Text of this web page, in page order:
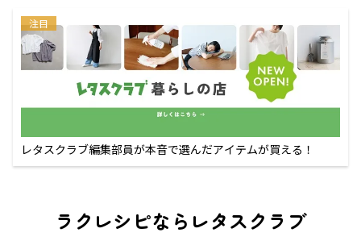
注目
レタスクラブ編集部員が本音で選んだアイテムが買える！
ラクレシピならレタスクラブ